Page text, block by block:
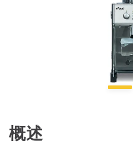
概述